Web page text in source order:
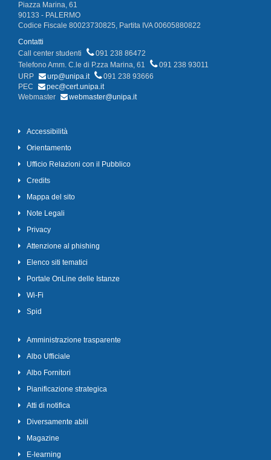
Piazza Marina, 61
90133 - PALERMO
Codice Fiscale 80023730825, Partita IVA 00605880822
Contatti
Call center studenti
091 238 86472
Telefono Amm. C.le di P.zza Marina, 61
091 238 93011
URP
urp@unipa.it
091 238 93666
PEC
pec@cert.unipa.it
Webmaster
webmaster@unipa.it
Accessibilità
Orientamento
Ufficio Relazioni con il Pubblico
Credits
Mappa del sito
Note Legali
Privacy
Attenzione al phishing
Elenco siti tematici
Portale OnLine delle Istanze
Wi-Fi
Spid
Amministrazione trasparente
Albo Ufficiale
Albo Fornitori
Pianificazione strategica
Atti di notifica
Diversamente abili
Magazine
E-learning